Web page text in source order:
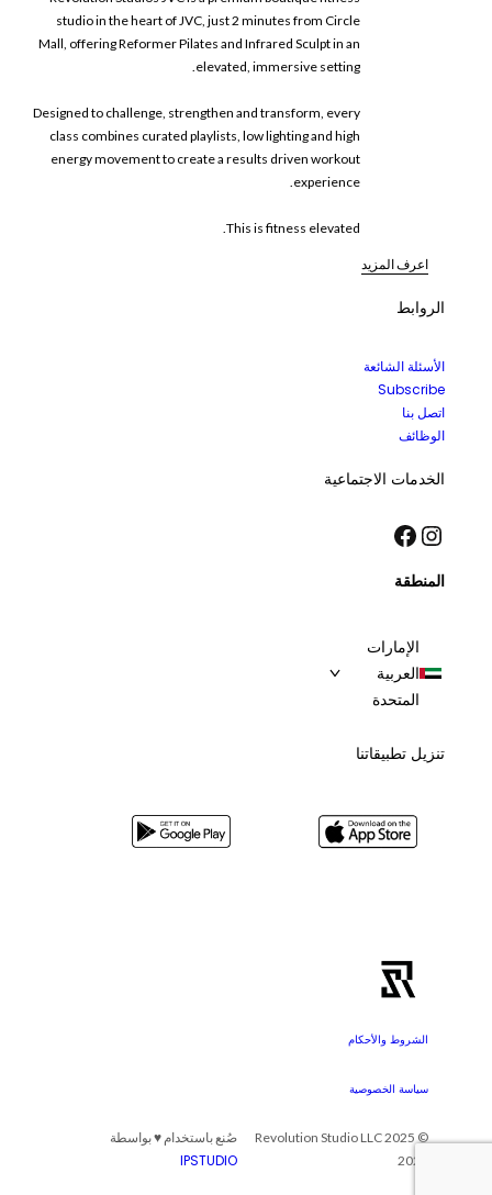
studio in the heart of JVC, just 2 minutes from Circle
Mall, offering Reformer Pilates and Infrared Sculpt in an
elevated, immersive setting.
Designed to challenge, strengthen and transform, every
class combines curated playlists, low lighting and high
energy movement to create a results driven workout
experience.
This is fitness elevated.
اعرف المزيد
الروابط
الأسئلة الشائعة
Subscribe
اتصل بنا
الوظائف
الخدمات الاجتماعية
إنستجرام فيسبوك
المنطقة
الإمارات
العربية
المتحدة
تنزيل تطبيقاتنا
الشروط والأحكام
سياسة الخصوصية
© 2025 Revolution Studio LLC
2025
صُنع باستخدام ♥ بواسطة
IPSTUDIO